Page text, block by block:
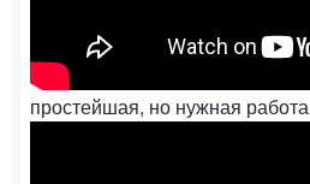
простейшая, но нужная работа